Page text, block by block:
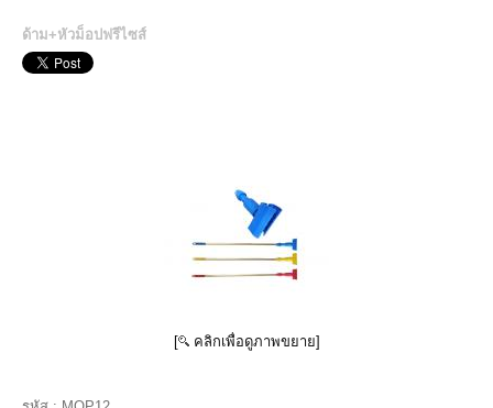
ด้าม+หัวม็อปฟรีไซส์
[ คลิกเพื่อดูภาพขยาย]